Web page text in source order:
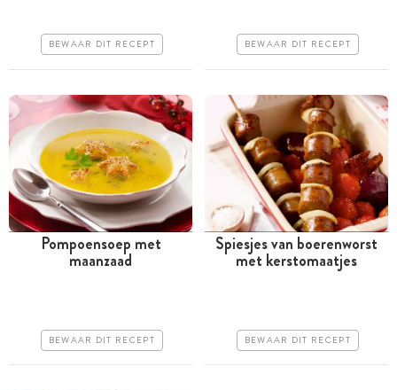
Makkelijk
BEWAAR DIT RECEPT BEWAAR DIT RECEPT
Tussen 30 minuten en 1
Pompoensoep met
maanzaad
BEWAAR DIT RECEPT
Minder dan 30 minuten
Makkelijk
Spiesjes van boerenworst
met kerstomaatjes
BEWAAR DIT RECEPT